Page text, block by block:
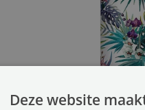
Deze website